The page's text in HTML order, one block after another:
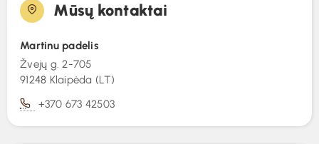
Nuotraukos (6)
Rezervacija
Mūsų kontaktai
Martinu padelis
Žvejų g. 2-705
91248 Klaipėda (LT)
+370 673 42503